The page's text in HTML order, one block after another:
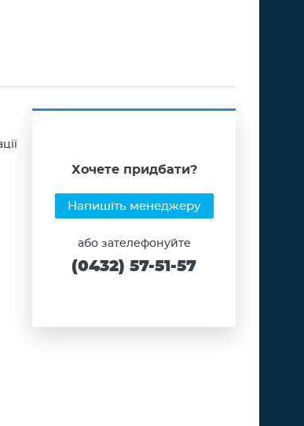
Хочете придбати?
Напишіть менеджеру
або зателефонуйте
(0432) 57-51-57